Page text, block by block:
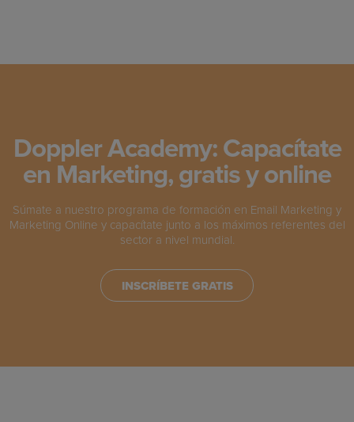
Doppler Academy: Capacítate
en Marketing, gratis y online
Súmate a nuestro programa de formación en Email Marketing y
Marketing Online y capacítate junto a los máximos referentes del
sector a nivel mundial.
INSCRÍBETE GRATIS